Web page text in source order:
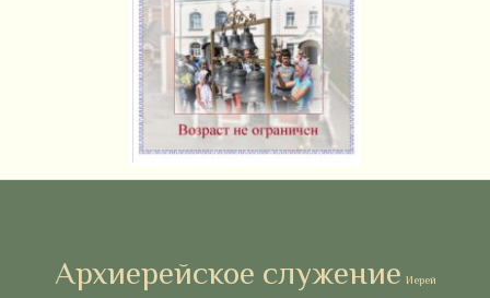
Архиерейское служение Иерей